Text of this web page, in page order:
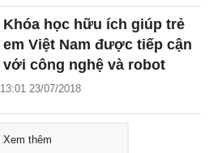
Khóa học hữu ích giúp trẻ
em Việt Nam được tiếp cận
với công nghệ và robot
13:01 23/07/2018
Xem thêm